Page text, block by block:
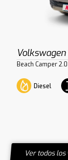
Beach Camper 2.0
Diesel
Ver todos